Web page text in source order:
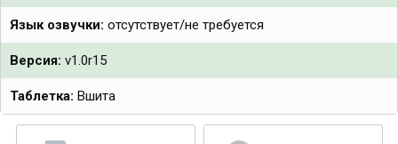
Язык озвучки: отсутствует/не требуется
Версия: v1.0r15
Таблетка: Вшита